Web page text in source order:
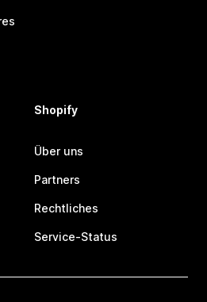
Shopify
Über uns
Partners
Rechtliches
Service-Status